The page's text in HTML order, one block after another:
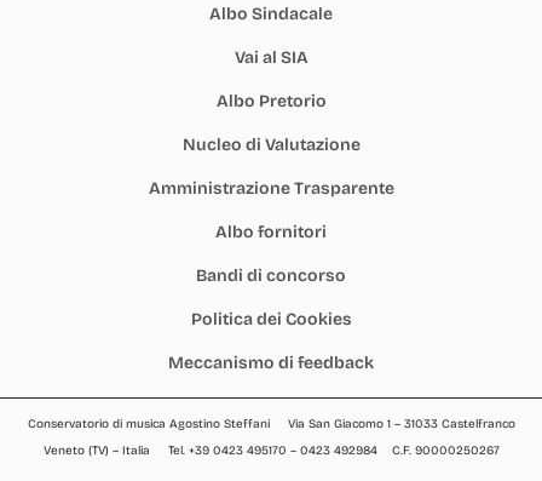
Albo Sindacale
Vai al SIA
Albo Pretorio
Nucleo di Valutazione
Amministrazione Trasparente
Albo fornitori
Bandi di concorso
Politica dei Cookies
Meccanismo di feedback
Conservatorio di musica Agostino Steffani Via San Giacomo 1 – 31033 Castelfranco
Veneto (TV) – Italia Tel. +39 0423 495170 – 0423 492984 C.F. 90000250267